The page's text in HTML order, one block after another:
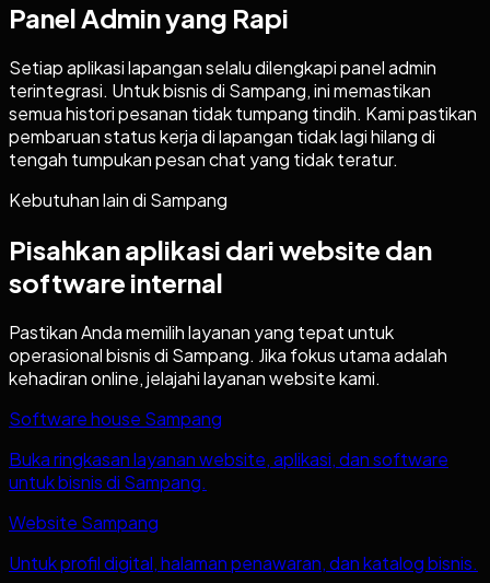
Panel Admin yang Rapi
Setiap aplikasi lapangan selalu dilengkapi panel admin
terintegrasi. Untuk bisnis di Sampang, ini memastikan
semua histori pesanan tidak tumpang tindih. Kami pastikan
pembaruan status kerja di lapangan tidak lagi hilang di
tengah tumpukan pesan chat yang tidak teratur.
Kebutuhan lain di Sampang
Pisahkan aplikasi dari website dan
software internal
Pastikan Anda memilih layanan yang tepat untuk
operasional bisnis di Sampang. Jika fokus utama adalah
kehadiran online, jelajahi layanan website kami.
Software house Sampang
Buka ringkasan layanan website, aplikasi, dan software
untuk bisnis di Sampang.
Website Sampang
Untuk profil digital, halaman penawaran, dan katalog bisnis.